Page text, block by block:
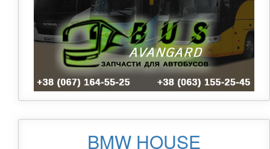
BMW HOUSE